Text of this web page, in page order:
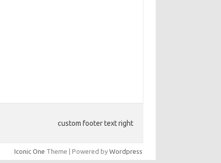
custom footer text right
Iconic One Theme | Powered by Wordpress